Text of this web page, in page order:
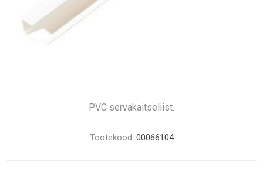
PVC servakaitseliist.
Tootekood: 00066104